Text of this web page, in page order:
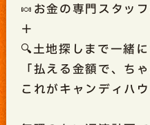
🍬お金の専門スタッ
＋
🔍土地探しまで一緒
「払える金額で、ち
これがキャンディハ